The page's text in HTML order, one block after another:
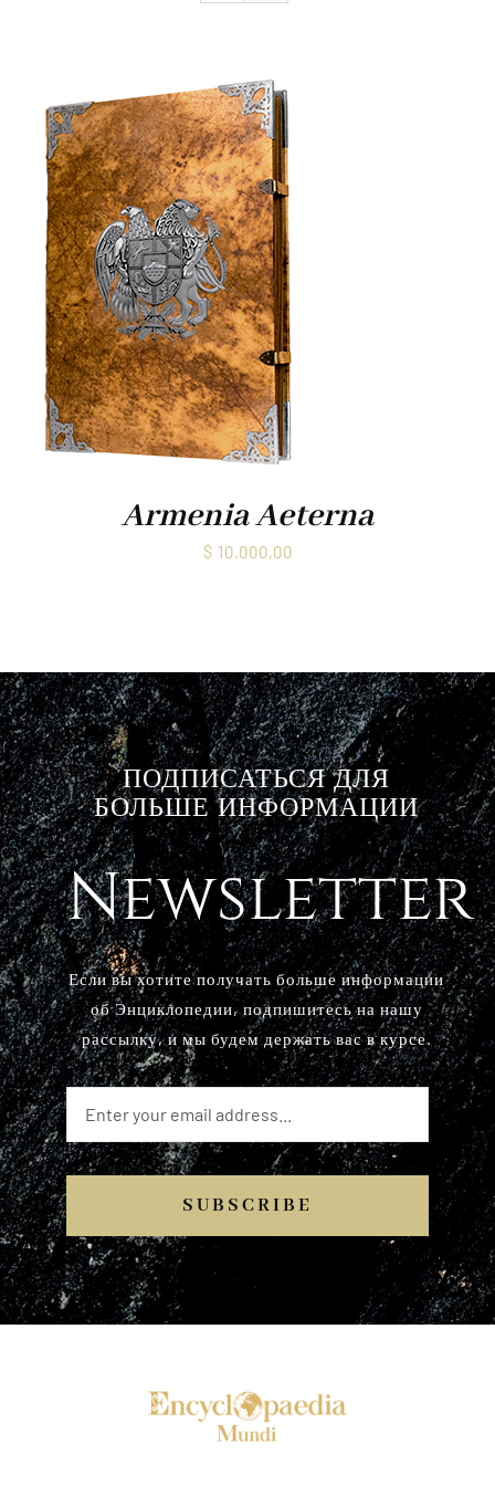
Нажимать
Контакт
Armenia Aeterna
$ 10.000,00
ПОДПИСАТЬСЯ ДЛЯ
БОЛЬШЕ ИНФОРМАЦИИ
Newsletter
Если вы хотите получать больше информации
об Энциклопедии, подпишитесь на нашу
рассылку, и мы будем держать вас в курсе.
SUBSCRIBE